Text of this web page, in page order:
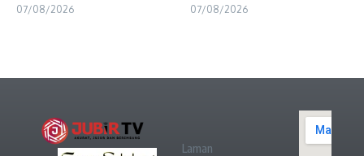
07/08/2026 07/08/2026
Laman